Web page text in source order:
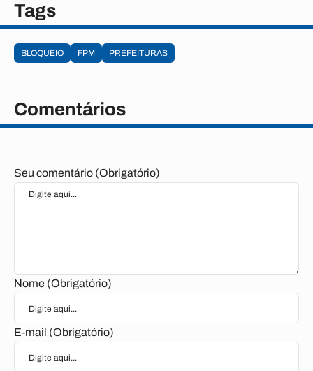
Tags
BLOQUEIO FPM PREFEITURAS
Comentários
Seu comentário (Obrigatório)
Nome (Obrigatório)
E-mail (Obrigatório)